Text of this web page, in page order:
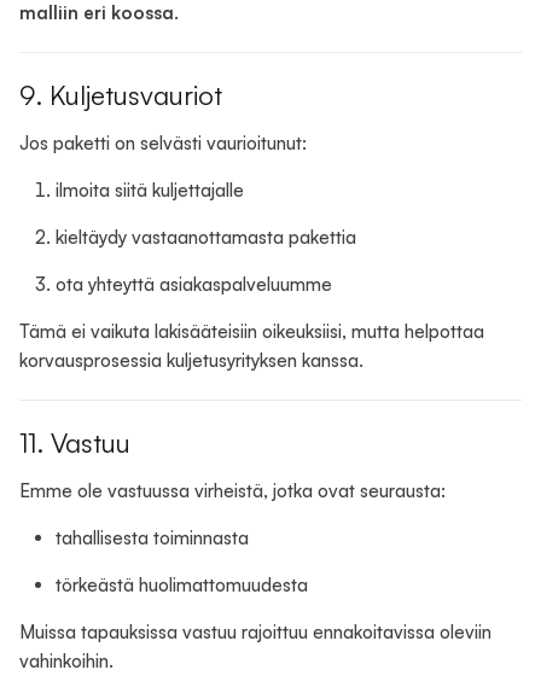
malliin eri koossa.
9. Kuljetusvauriot
Jos paketti on selvästi vaurioitunut:
ilmoita siitä kuljettajalle
kieltäydy vastaanottamasta pakettia
ota yhteyttä asiakaspalveluumme
Tämä ei vaikuta lakisääteisiin oikeuksiisi, mutta helpottaa
korvausprosessia kuljetusyrityksen kanssa.
11. Vastuu
Emme ole vastuussa virheistä, jotka ovat seurausta:
tahallisesta toiminnasta
törkeästä huolimattomuudesta
Muissa tapauksissa vastuu rajoittuu ennakoitavissa oleviin
vahinkoihin.